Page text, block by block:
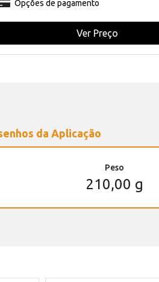
Opções de pagamento
Ver Preço
da Aplicação
Peso
210,00 g